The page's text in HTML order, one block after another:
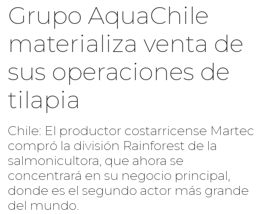
Grupo AquaChile
materializa venta de
sus operaciones de
tilapia
Chile: El productor costarricense Martec
compró la división Rainforest de la
salmonicultora, que ahora se
concentrará en su negocio principal,
donde es el segundo actor más grande
del mundo.